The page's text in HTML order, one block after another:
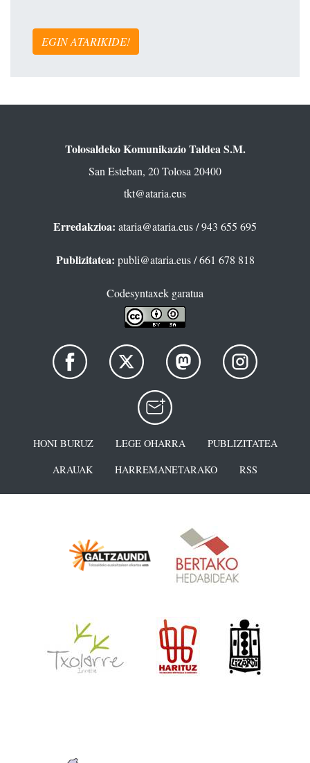
EGIN ATARIKIDE!
Tolosaldeko Komunikazio Taldea S.M.
San Esteban, 20 Tolosa 20400
tkt@ataria.eus
Erredakzioa: ataria@ataria.eus/ 943 655 695
Publizitatea: publi@ataria.eus/ 661 678 818
Codesyntaxek garatua
HONI BURUZ LEGE OHARRA
PUBLIZITATEA
ARAUAK
HARREMANETARAKO RSS